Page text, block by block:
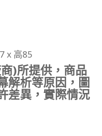
x 高85
)所提供，商品
解析等原因，圖
差異，實際情況